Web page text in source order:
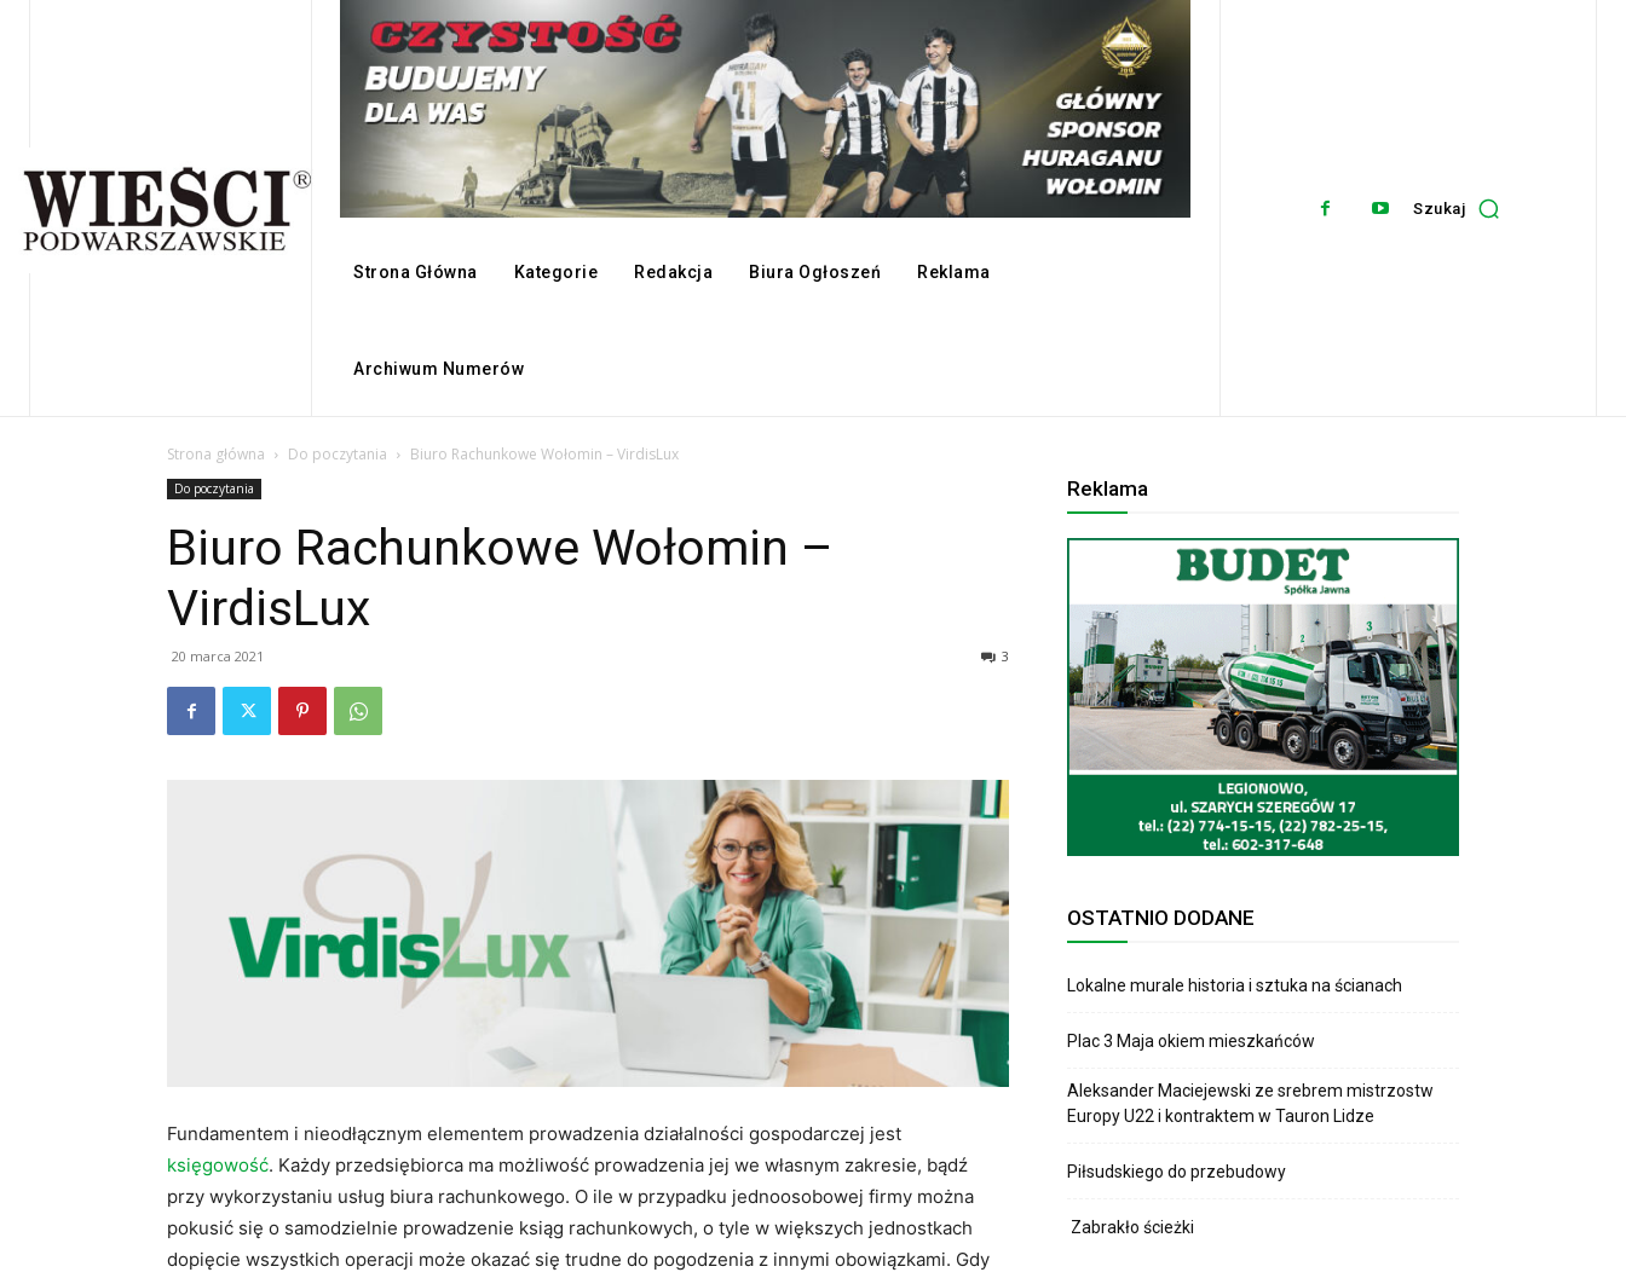
Strona Główna Kategorie Redakcja Biura Ogłoszeń Reklama
Archiwum Numerów
Szukaj
Strona główna Do poczytania Biuro Rachunkowe Wołomin – VirdisLux
Do poczytania
Biuro Rachunkowe Wołomin –
VirdisLux
20 marca 2021 3
Fundamentem i nieodłącznym elementem prowadzenia działalności gospodarczej jest
księgowość. Każdy przedsiębiorca ma możliwość prowadzenia jej we własnym zakresie, bądź
przy wykorzystaniu usług biura rachunkowego. O ile w przypadku jednoosobowej firmy można
pokusić się o samodzielnie prowadzenie ksiąg rachunkowych, o tyle w większych jednostkach
dopięcie wszystkich operacji może okazać się trudne do pogodzenia z innymi obowiązkami. Gdy
Reklama
OSTATNIO DODANE
Lokalne murale historia i sztuka na ścianach
Plac 3 Maja okiem mieszkańców
Aleksander Maciejewski ze srebrem mistrzostw
Europy U22 i kontraktem w Tauron Lidze
Piłsudskiego do przebudowy
Zabrakło ścieżki